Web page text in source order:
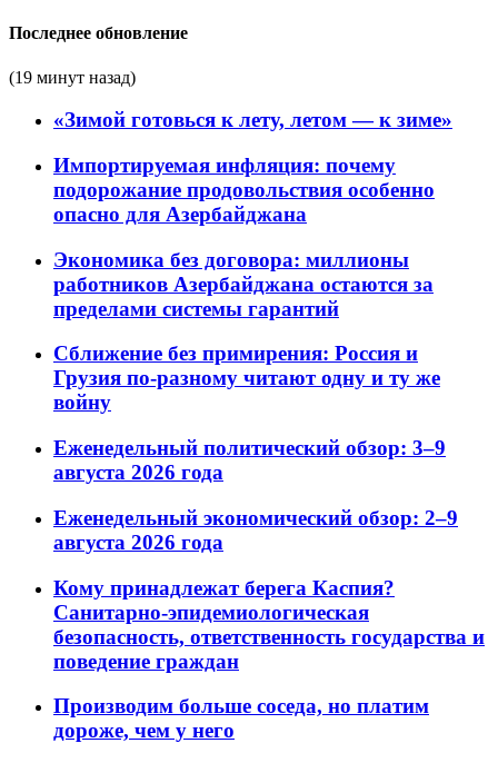
Последнее обновление
(19 минут назад)
«Зимой готовься к лету, летом — к зиме»
Импортируемая инфляция: почему
подорожание продовольствия особенно
опасно для Азербайджана
Экономика без договора: миллионы
работников Азербайджана остаются за
пределами системы гарантий
Сближение без примирения: Россия и
Грузия по-разному читают одну и ту же
войну
Еженедельный политический обзор: 3–9
августа 2026 года
Еженедельный экономический обзор: 2–9
августа 2026 года
Кому принадлежат берега Каспия?
Санитарно-эпидемиологическая
безопасность, ответственность государства и
поведение граждан
Производим больше соседа, но платим
дороже, чем у него